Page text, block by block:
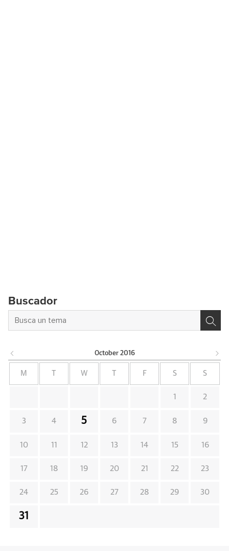
Buscador
October 2016
M W F S S
1 2
3 4 5 6 7 8 9
10 11 12 13 14 15 16
17 18 19 20 21 22 23
24 25 26 27 28 29 30
31